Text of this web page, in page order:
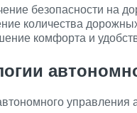
безопасности на
количества
комфорта и
управления